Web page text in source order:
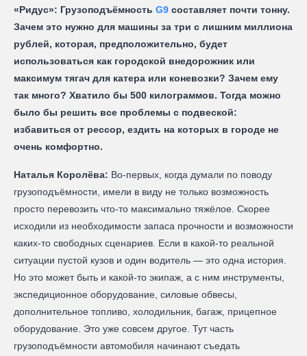
«Ридус»: Грузоподъёмность G9 составляет почти тонну.
Зачем это нужно для машины за три с лишним миллиона
рублей, которая, предположительно, будет
использоваться как городской внедорожник или
максимум тягач для катера или коневозки? Зачем ему
так много? Хватило бы 500 килограммов. Тогда можно
было бы решить все проблемы с подвеской:
избавиться от рессор, ездить на которых в городе не
очень комфортно.
Наталья Королёва: Во-первых, когда думали по поводу
грузоподъёмности, имели в виду не только возможность
просто перевозить что-то максимально тяжёлое. Скорее
исходили из необходимости запаса прочности и возможности
каких-то свободных сценариев. Если в какой-то реальной
ситуации пустой кузов и один водитель — это одна история.
Но это может быть и какой-то экипаж, а с ним инструменты,
экспедиционное оборудование, силовые обвесы,
дополнительное топливо, холодильник, багаж, прицепное
оборудование. Это уже совсем другое. Тут часть
грузоподъёмности автомобиля начинают съедать